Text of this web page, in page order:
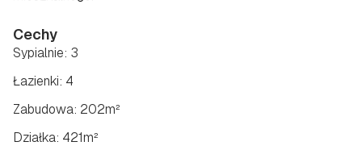
Cechy
Łazienki: 4
Zabudowa: 202m²
Sypialnie: 3
Działka: 421m²